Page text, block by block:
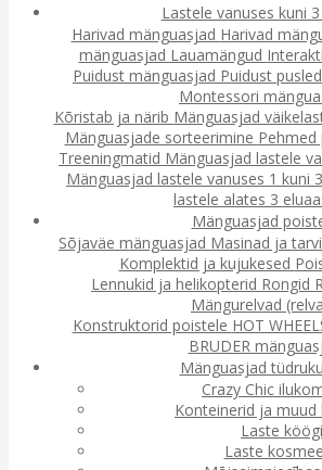
Lastele vanuses kuni
Harivad mänguasjad Harivad
mänguasjad Lauamängud
Puidust mänguasjad Puidust pusled
Montessori
Kõristab ja närib Mänguasjad
Mänguasjade sorteerimine Pehmed
Treeningmatid Mänguasjad lastele
Mänguasjad lastele vanuses 1 kuni
lastele alates 3
Mänguasjad
Sõjaväe mänguasjad Masinad ja
Komplektid ja kujukesed
Lennukid ja helikopterid Rongid
Mängurelvad
Konstruktorid poistele HOT
BRUDER
Mänguasjad
Crazy Chic
Konteinerid ja muud
Laste
Laste